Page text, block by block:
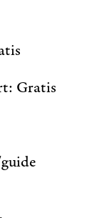
Gratis